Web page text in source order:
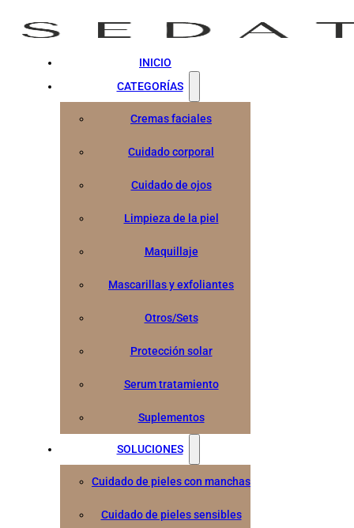
INICIO
CATEGORÍAS
Cremas faciales
Cuidado corporal
Cuidado de ojos
Limpieza de la piel
Maquillaje
Mascarillas y exfoliantes
Otros/Sets
Protección solar
Serum tratamiento
Suplementos
SOLUCIONES
Cuidado de pieles con manchas
Cuidado de pieles sensibles